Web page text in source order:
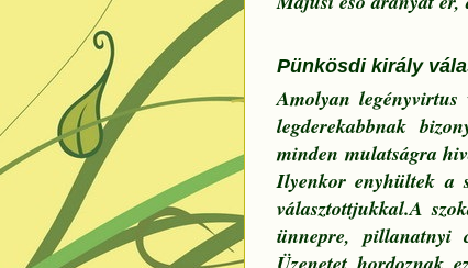
Pünkösdi király
Amolyan legényvirtus
legderekabbnak
minden mulatságra
Ilyenkor enyhültek a
választottjukkal.A
ünnepre, pillanatnyi